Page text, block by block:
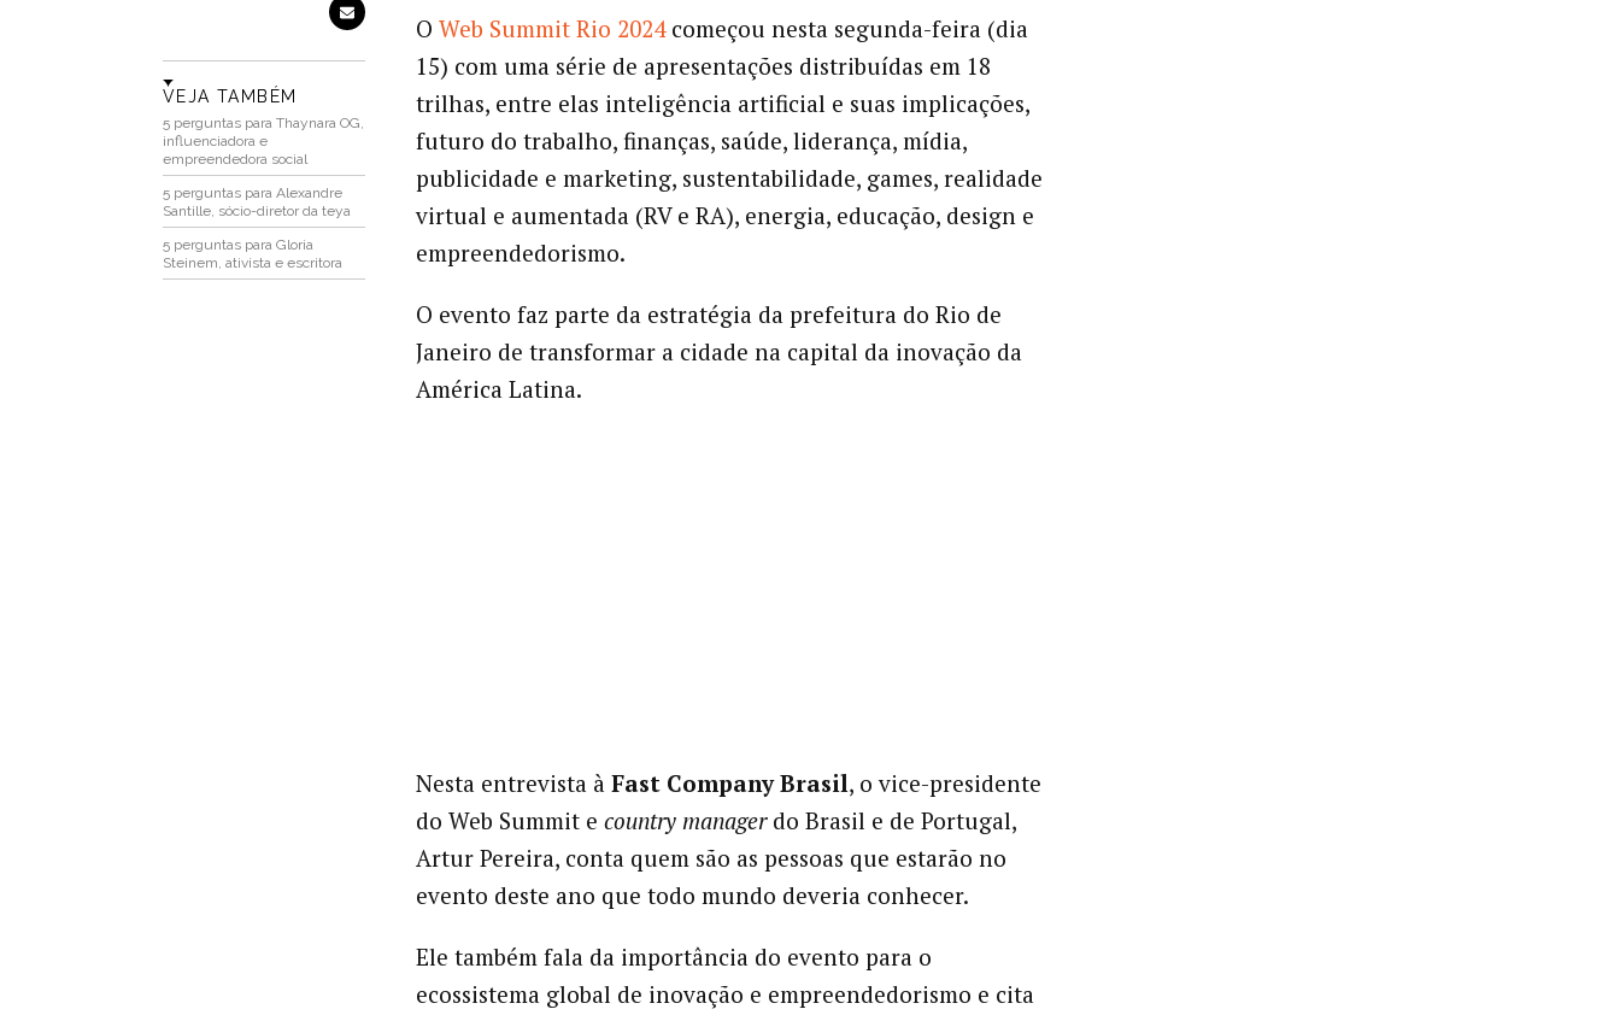
VEJA TAMBÉM
5 perguntas para Thaynara OG,
influenciadora e
empreendedora social
5 perguntas para Alexandre
Santille, sócio-diretor da teya
5 perguntas para Gloria
Steinem, ativista e escritora
O Web Summit Rio 2024começou nesta segunda-feira (dia
15) com uma série de apresentações distribuídas em 18
trilhas, entre elas inteligência artificial e suas implicações,
futuro do trabalho, finanças, saúde, liderança, mídia,
publicidade e marketing, sustentabilidade, games, realidade
virtual e aumentada (RV e RA), energia, educação, design e
empreendedorismo.
O evento faz parte da estratégia da prefeitura do Rio de
Janeiro de transformar a cidade na capital da inovação da
América Latina.
Nesta entrevista à Fast Company Brasil, o vice-presidente
do Web Summit e country managerdo Brasil e de Portugal,
Artur Pereira, conta quem são as pessoas que estarão no
evento deste ano que todo mundo deveria conhecer.
Ele também fala da importância do evento para o
ecossistema global de inovação e empreendedorismo e cita